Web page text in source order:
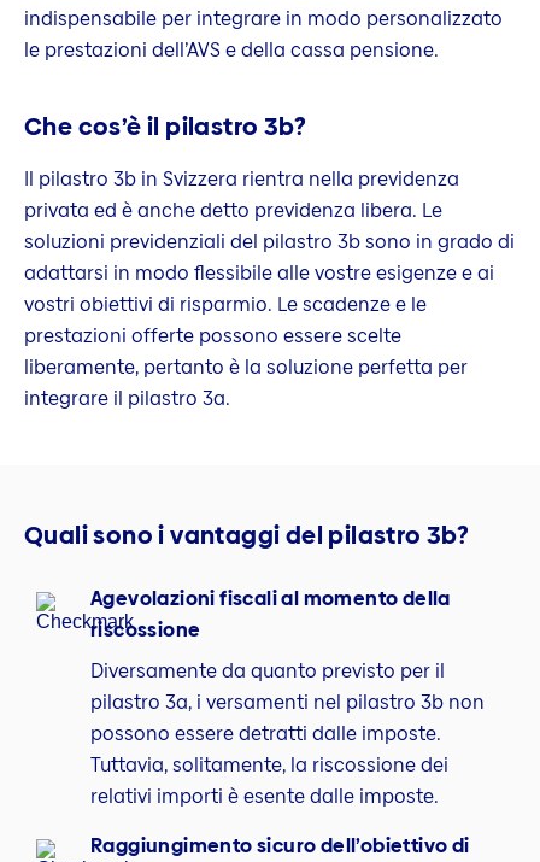
indispensabile per integrare in modo personalizzato
le prestazioni dell’AVS e della cassa pensione.
Che cos’è il pilastro 3b?
Il pilastro 3b in Svizzera rientra nella previdenza
privata ed è anche detto previdenza libera. Le
soluzioni previdenziali del pilastro 3b sono in grado di
adattarsi in modo flessibile alle vostre esigenze e ai
vostri obiettivi di risparmio. Le scadenze e le
prestazioni offerte possono essere scelte
liberamente, pertanto è la soluzione perfetta per
integrare il pilastro 3a.
Quali sono i vantaggi del pilastro 3b?
Agevolazioni fiscali al momento della
riscossione
Diversamente da quanto previsto per il
pilastro 3a, i versamenti nel pilastro 3b non
possono essere detratti dalle imposte.
Tuttavia, solitamente, la riscossione dei
relativi importi è esente dalle imposte.
Raggiungimento sicuro dell’obiettivo di